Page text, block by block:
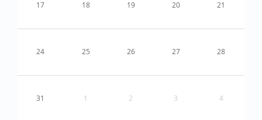
17 18 19 20 21
24 25 26 27 28
31 1 2 3 4